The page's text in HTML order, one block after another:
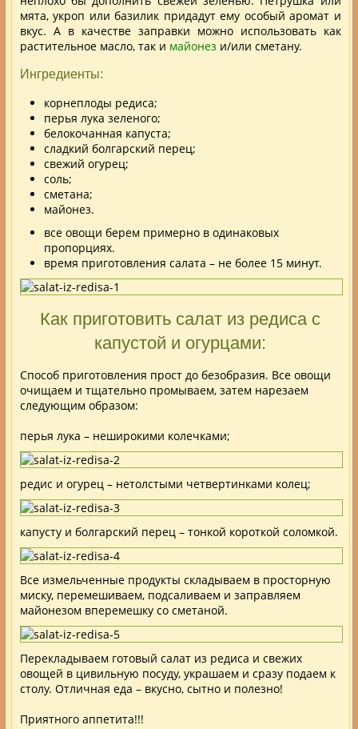
мята, укроп или базилик придадут ему особый аромат и
вкус. А в качестве заправки можно использовать как
растительное масло, так и майонез и/или сметану.
Ингредиенты:
корнеплоды редиса;
перья лука зеленого;
белокочанная капуста;
сладкий болгарский перец;
свежий огурец;
соль;
сметана;
майонез.
все овощи берем примерно в одинаковых
пропорциях.
время приготовления салата – не более 15 минут.
Как приготовить салат из редиса с
капустой и огурцами:
Способ приготовления прост до безобразия. Все овощи
очищаем и тщательно промываем, затем нарезаем
следующим образом:
перья лука – неширокими колечками;
редис и огурец – нетолстыми четвертинками колец;
капусту и болгарский перец – тонкой короткой соломкой.
Все измельченные продукты складываем в просторную
миску, перемешиваем, подсаливаем и заправляем
майонезом вперемешку со сметаной.
Перекладываем готовый салат из редиса и свежих
овощей в цивильную посуду, украшаем и сразу подаем к
столу. Отличная еда – вкусно, сытно и полезно!
Приятного аппетита!!!